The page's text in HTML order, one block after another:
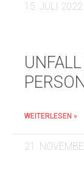
15. JULI 2022
WEITERLESEN »
21.